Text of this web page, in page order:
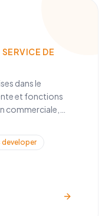
DE
dans le
et fonctions
commerciale,
developer